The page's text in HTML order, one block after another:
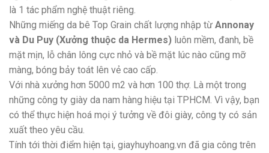
là 1 tác phẩm nghệ thuật riêng.
Những miếng da bê Top Grain chất lượng nhập từ Annonay
và Du Puy (Xưởng thuộc da Hermes) luôn mềm, đanh, bề
mặt mịn, lỗ chân lông cực nhỏ và bề mặt lúc nào cũng mỡ
màng, bóng bảy toát lên vẻ cao cấp.
Với nhà xưởng hơn 5000 m2 và hơn 100 thợ. Là một trong
những công ty giày da nam hàng hiệu tại TPHCM. Vì vậy, bạn
có thể thực hiện hoá mọi ý tưởng về đôi giày, công ty có sản
xuất theo yêu cầu.
Tính tới thời điểm hiện tại, giayhuyhoang.vn đã gia công trên